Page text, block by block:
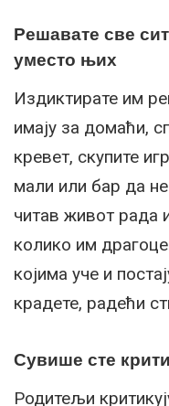
Решавате све
уместо њих
Издиктирате им
имају за домаћи,
кревет, скупите
мали или бар да
читав живот рада
колико им
којима уче и
крадете, радећи
Сувише сте
Родитељи